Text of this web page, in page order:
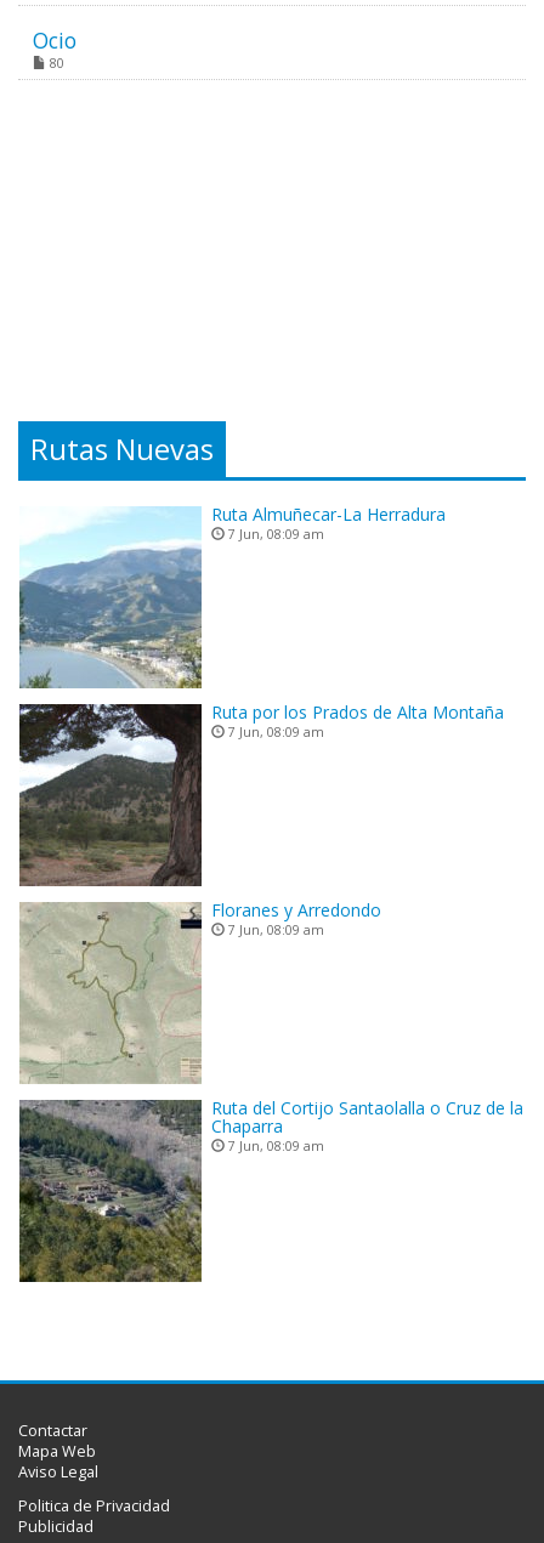
Ocio
80
Rutas Nuevas
Ruta Almuñecar-La Herradura
7 Jun, 08:09 am
Ruta por los Prados de Alta Montaña
7 Jun, 08:09 am
Floranes y Arredondo
7 Jun, 08:09 am
Ruta del Cortijo Santaolalla o Cruz de la
Chaparra
7 Jun, 08:09 am
Contactar
Mapa Web
Aviso Legal
Politica de Privacidad
Publicidad